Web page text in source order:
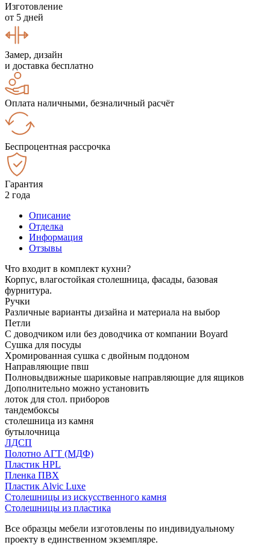
Изготовление
от 5 дней
Замер, дизайн
и доставка бесплатно
Оплата наличными, безналичный расчёт
Беспроцентная рассрочка
Гарантия
2 года
Описание
Отделка
Информация
Отзывы
Что входит в комплект кухни?
Корпус, влагостойкая столешница, фасады, базовая
фурнитура.
Ручки
Различные варианты дизайна и материала на выбор
Петли
С доводчиком или без доводчика от компании Boyard
Сушка для посуды
Хромированная сушка с двойным поддоном
Направляющие пвш
Полновыдвижные шариковые направляющие для ящиков
Дополнительно можно установить
лоток для стол. приборов
тандембоксы
столешница из камня
бутылочница
ЛДСП
Полотно АГТ (МДФ)
Пластик HPL
Пленка ПВХ
Пластик Alvic Luxe
Столешницы из искусственного камня
Столешницы из пластика
Все образцы мебели изготовлены по индивидуальному
проекту в единственном экземпляре.